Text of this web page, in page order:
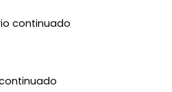
continuado
continuado